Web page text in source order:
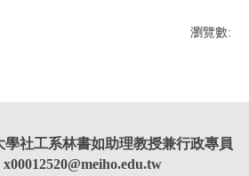
瀏覽數:
社工系林書如助理教授兼行政專員